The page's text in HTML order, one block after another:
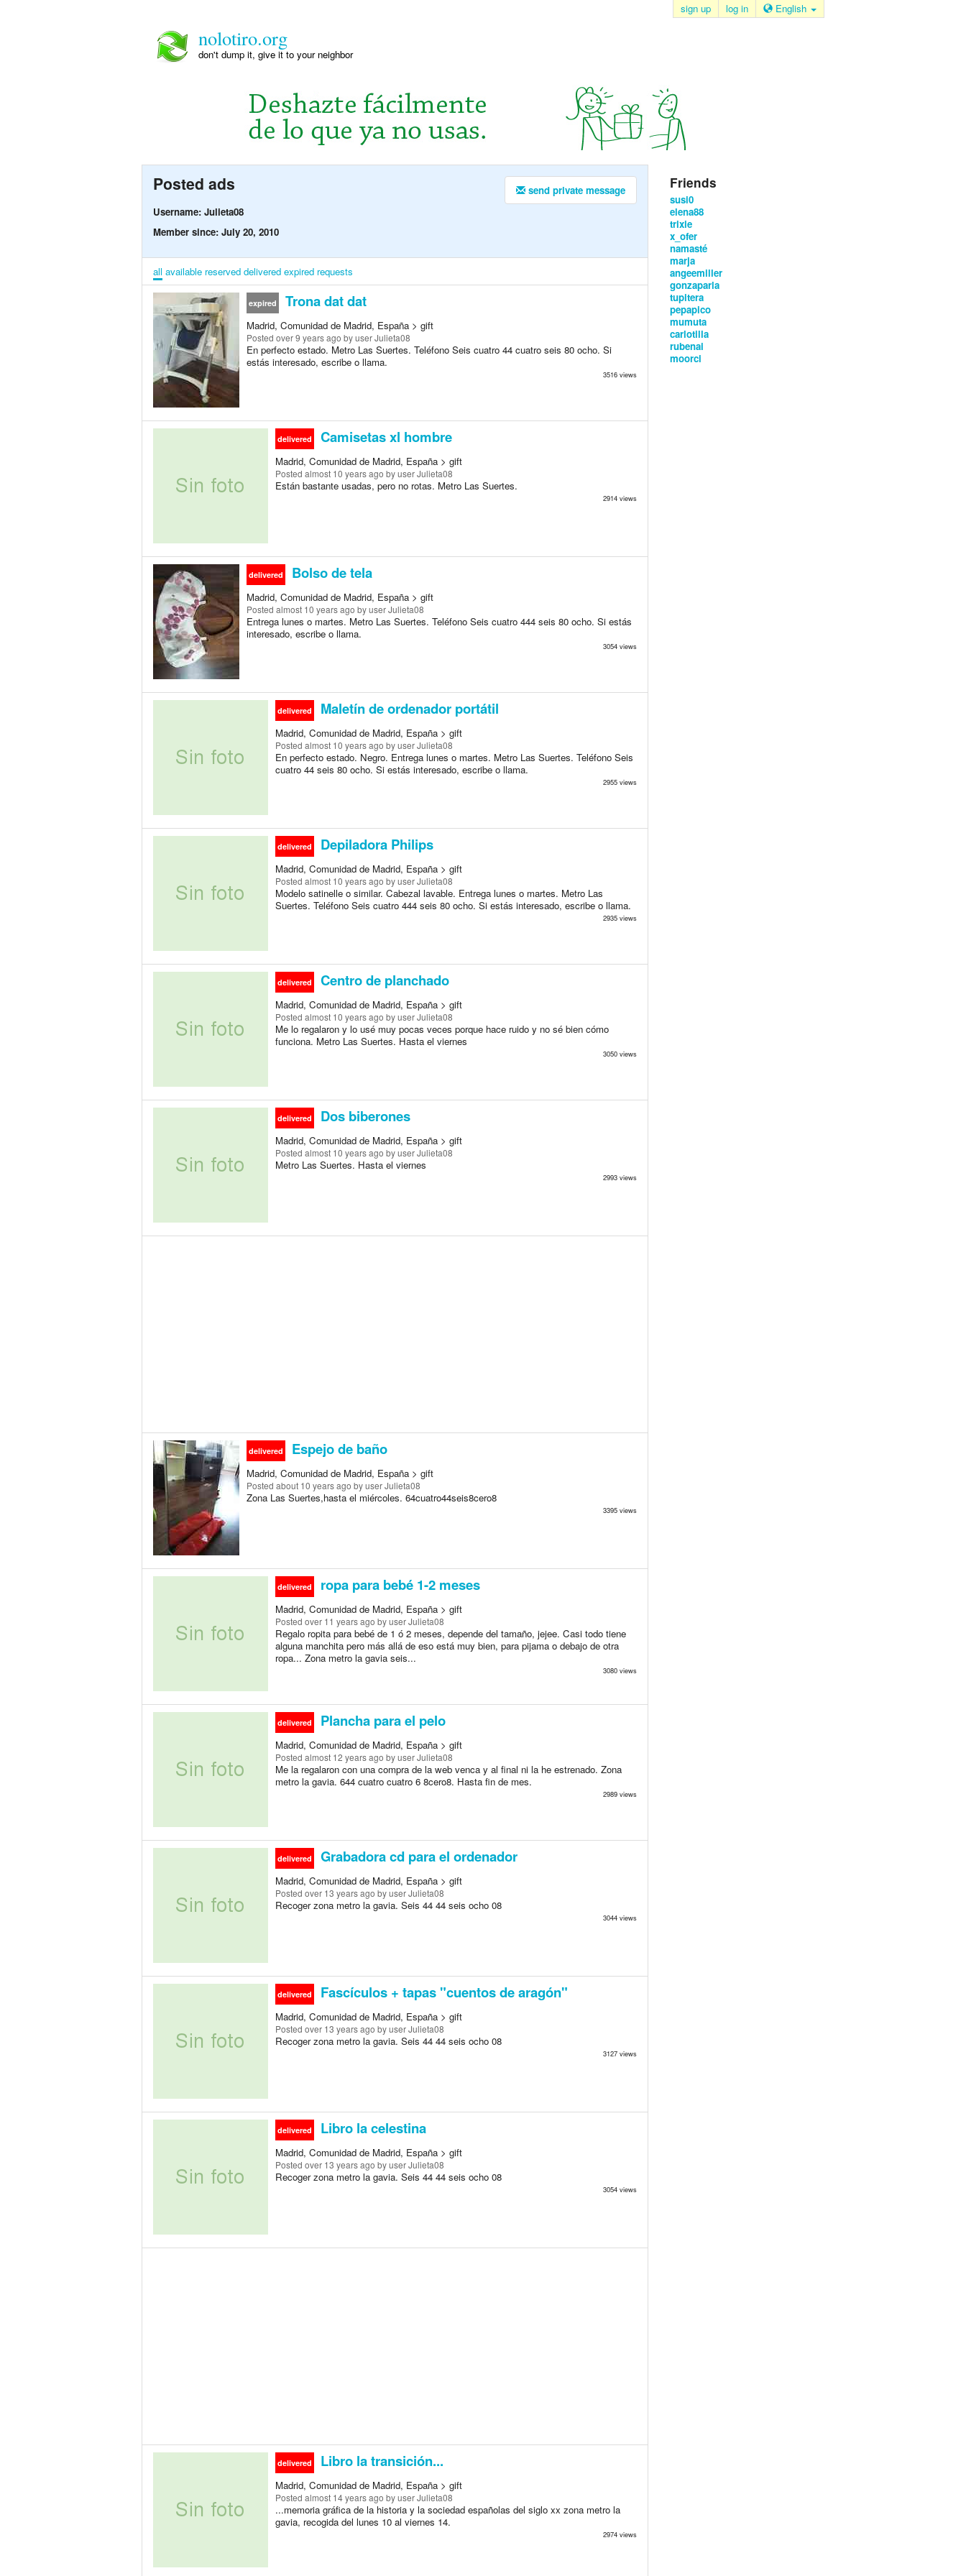
sign up log in English
nolotiro.org
don't dump it, give it to your neighbor
send private message
Posted ads
Username: Julieta08
Member since: July 20, 2010
all available reserved delivered expired requests
expired Trona dat dat
Madrid, Comunidad de Madrid, España > gift
Posted over 9 years ago by user Julieta08
En perfecto estado. Metro Las Suertes. Teléfono Seis cuatro 44 cuatro seis 80 ocho. Si
estás interesado, escribe o llama.
3516 views
delivered Camisetas xl hombre
Madrid, Comunidad de Madrid, España > gift
Posted almost 10 years ago by user Julieta08
Están bastante usadas, pero no rotas. Metro Las Suertes.
2914 views
delivered Bolso de tela
Madrid, Comunidad de Madrid, España > gift
Posted almost 10 years ago by user Julieta08
Entrega lunes o martes. Metro Las Suertes. Teléfono Seis cuatro 444 seis 80 ocho. Si estás
interesado, escribe o llama.
3054 views
delivered Maletín de ordenador portátil
Madrid, Comunidad de Madrid, España > gift
Posted almost 10 years ago by user Julieta08
En perfecto estado. Negro. Entrega lunes o martes. Metro Las Suertes. Teléfono Seis
cuatro 44 seis 80 ocho. Si estás interesado, escribe o llama.
2955 views
delivered Depiladora Philips
Madrid, Comunidad de Madrid, España > gift
Posted almost 10 years ago by user Julieta08
Modelo satinelle o similar. Cabezal lavable. Entrega lunes o martes. Metro Las
Suertes. Teléfono Seis cuatro 444 seis 80 ocho. Si estás interesado, escribe o llama.
2935 views
delivered Centro de planchado
Madrid, Comunidad de Madrid, España > gift
Posted almost 10 years ago by user Julieta08
Me lo regalaron y lo usé muy pocas veces porque hace ruido y no sé bien cómo
funciona. Metro Las Suertes. Hasta el viernes
3050 views
delivered Dos biberones
Madrid, Comunidad de Madrid, España > gift
Posted almost 10 years ago by user Julieta08
Metro Las Suertes. Hasta el viernes
2993 views
delivered Espejo de baño
Madrid, Comunidad de Madrid, España > gift
Posted about 10 years ago by user Julieta08
Zona Las Suertes,hasta el miércoles. 64cuatro44seis8cero8
3395 views
delivered ropa para bebé 1-2 meses
Madrid, Comunidad de Madrid, España > gift
Posted over 11 years ago by user Julieta08
Regalo ropita para bebé de 1 ó 2 meses, depende del tamaño, jejee. Casi todo tiene
alguna manchita pero más allá de eso está muy bien, para pijama o debajo de otra
ropa... Zona metro la gavia seis...
3080 views
delivered Plancha para el pelo
Madrid, Comunidad de Madrid, España > gift
Posted almost 12 years ago by user Julieta08
Me la regalaron con una compra de la web venca y al final ni la he estrenado. Zona
metro la gavia. 644 cuatro cuatro 6 8cero8. Hasta fin de mes.
2989 views
delivered Grabadora cd para el ordenador
Madrid, Comunidad de Madrid, España > gift
Posted over 13 years ago by user Julieta08
Recoger zona metro la gavia. Seis 44 44 seis ocho 08
3044 views
delivered Fascículos + tapas "cuentos de aragón"
Madrid, Comunidad de Madrid, España > gift
Posted over 13 years ago by user Julieta08
Recoger zona metro la gavia. Seis 44 44 seis ocho 08
3127 views
delivered Libro la celestina
Madrid, Comunidad de Madrid, España > gift
Posted over 13 years ago by user Julieta08
Recoger zona metro la gavia. Seis 44 44 seis ocho 08
3054 views
delivered Libro la transición...
Madrid, Comunidad de Madrid, España > gift
Posted almost 14 years ago by user Julieta08
...memoria gráfica de la historia y la sociedad españolas del siglo xx zona metro la
gavia, recogida del lunes 10 al viernes 14.
2974 views
Friends
susi0
elena88
trixie
x_ofer
namasté
marja
angeemiller
gonzaparla
tupitera
pepapico
mumuta
carlotilla
rubenai
moorci